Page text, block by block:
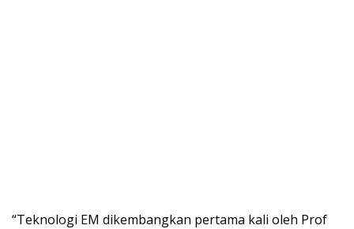
“Teknologi EM dikembangkan pertama kali oleh Prof